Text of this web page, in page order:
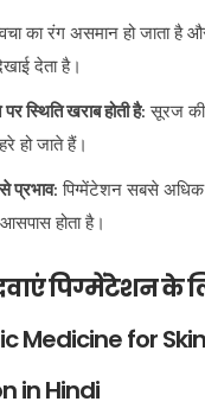
का रंग असमान हो जाता
देता है।
स्थिति खराब होती है: सूरज की
हो जाते हैं।
प्रभाव: पिग्मेंटेशन सबसे
होता है।
पिग्मेंटेशन के
Medicine forSkin
in Hindi